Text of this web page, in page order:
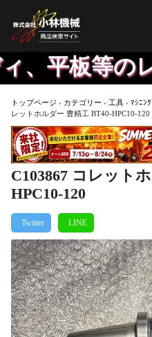
のレー
トップページ › カテゴリー › 工具 › ﾏｼﾆﾝ
レットホルダー 豊精工 BT40-HPC10-120
C103867 コレット
HPC10-120